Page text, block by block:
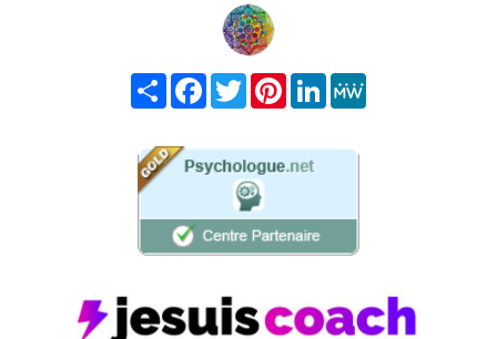
Share FacebookTwitterPinterest
LinkedIn